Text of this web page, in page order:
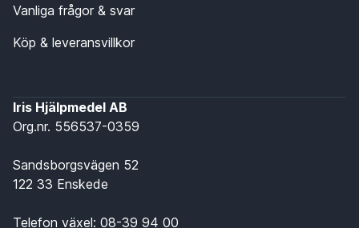
Vanliga frågor & svar
Köp & leveransvillkor
Iris Hjälpmedel AB
Org.nr. 556537-0359
Sandsborgsvägen 52
122 33 Enskede
Telefon växel: 08-39 94 00